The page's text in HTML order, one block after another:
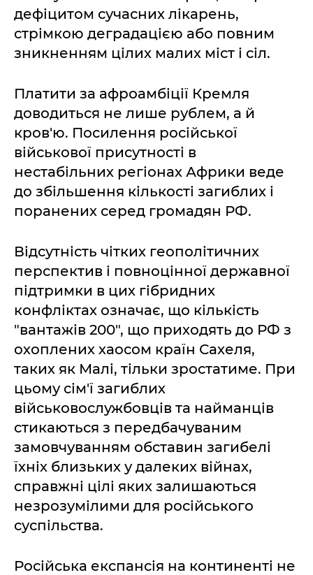
дефіцитом сучасних лікарень,
стрімкою деградацією або повним
зникненням цілих малих міст і сіл.
Платити за афроамбіції Кремля
доводиться не лише рублем, а й
кров'ю. Посилення російської
військової присутності в
нестабільних регіонах Африки веде
до збільшення кількості загиблих і
поранених серед громадян РФ.
Відсутність чітких геополітичних
перспектив і повноцінної державної
підтримки в цих гібридних
конфліктах означає, що кількість
"вантажів 200", що приходять до РФ з
охоплених хаосом країн Сахеля,
таких як Малі, тільки зростатиме. При
цьому сім'ї загиблих
військовослужбовців та найманців
стикаються з передбачуваним
замовчуванням обставин загибелі
їхніх близьких у далеких війнах,
справжні цілі яких залишаються
незрозумілими для російського
суспільства.
Російська експансія на континенті не